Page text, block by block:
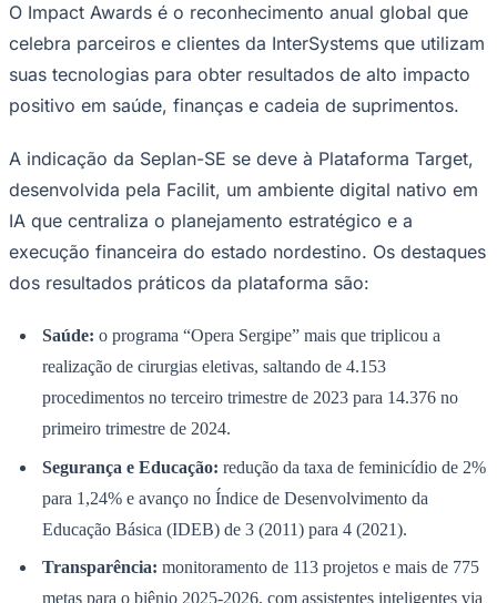
Champions League
Premier League
La Liga
Bundesliga
O Impact Awards é o reconhecimento anual global que
celebra parceiros e clientes da InterSystems que utilizam
suas tecnologias para obter resultados de alto impacto
positivo em saúde, finanças e cadeia de suprimentos.
A indicação da Seplan-SE se deve à Plataforma Target,
desenvolvida pela Facilit, um ambiente digital nativo em
IA que centraliza o planejamento estratégico e a
execução financeira do estado nordestino. Os destaques
dos resultados práticos da plataforma são:
Saúde: o programa “Opera Sergipe” mais que triplicou a
realização de cirurgias eletivas, saltando de 4.153
procedimentos no terceiro trimestre de 2023 para 14.376 no
primeiro trimestre de 2024.
Segurança e Educação: redução da taxa de feminicídio de 2%
para 1,24% e avanço no Índice de Desenvolvimento da
Educação Básica (IDEB) de 3 (2011) para 4 (2021).
Transparência: monitoramento de 113 projetos e mais de 775
metas para o biênio 2025-2026, com assistentes inteligentes via